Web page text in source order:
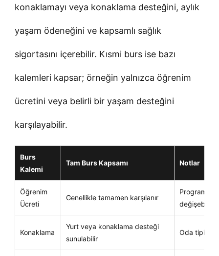
konaklamayı veya konaklama desteğini, aylık
yaşam ödeneğini ve kapsamlı sağlık
sigortasını içerebilir. Kısmi burs ise bazı
kalemleri kapsar; örneğin yalnızca öğrenim
ücretini veya belirli bir yaşam desteğini
karşılayabilir.
Burs
Kalemi
Tam Burs Kapsamı Notlar
Öğrenim
Ücreti
Genellikle tamamen karşılanır
Programa
değişebilir
Konaklama
Yurt veya konaklama desteği
sunulabilir
Oda tipi ve